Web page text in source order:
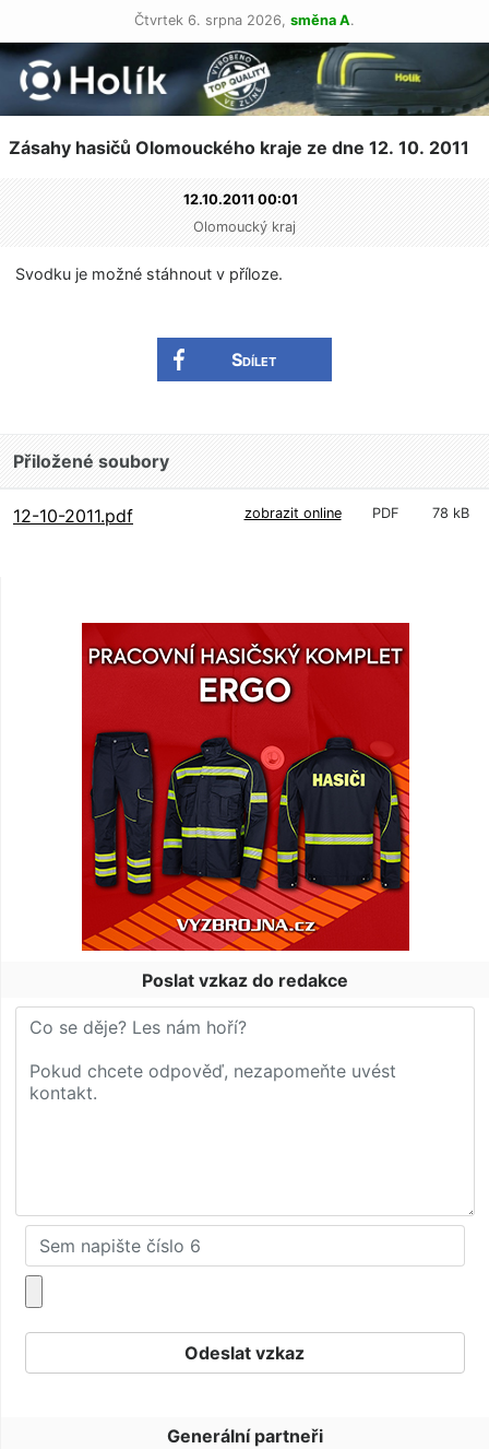
Čtvrtek 6. srpna 2026, směna A.
Zásahy hasičů Olomouckého kraje ze dne 12. 10. 2011
12.10.2011 00:01
Olomoucký kraj
Svodku je možné stáhnout v příloze.
Sdílet
Přiložené soubory
12-10-2011.pdf zobrazit online PDF 78 kB
Poslat vzkaz do redakce
Generální partneři